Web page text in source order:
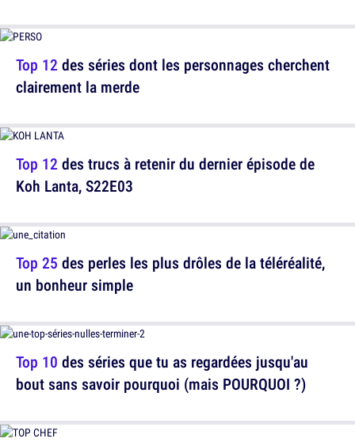
Top 12 des séries dont les personnages cherchent
clairement la merde
Top 25 des perles les plus drôles de la téléréalité,
un bonheur simple
Top 12 des trucs à retenir du dernier épisode de
Koh Lanta, S22E03
Top 10 des séries que tu as regardées jusqu'au
bout sans savoir pourquoi (mais POURQUOI ?)